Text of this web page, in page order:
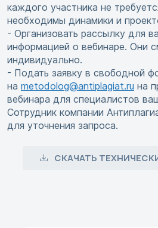
каждого участника не
необходимы динамики и
- Организовать рассылку для
информацией о вебинаре. Они
индивидуально.
- Подать заявку в свободной
на metodolog@antiplagiat.ru на
вебинара для специалистов
Сотрудник компании
для уточнения запроса.
СКАЧАТЬ